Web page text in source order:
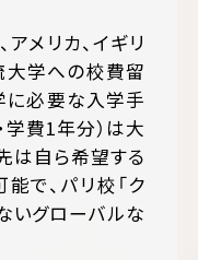
アメリカ、イギリ
大学への校費留
に必要な入学手
学費1年分）は大
は自ら希望する
で、パリ校「ク
いグローバルな